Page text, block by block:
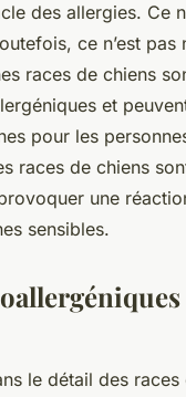
des allergies. Ce
ce n’est pas
races de chiens
et
pour les
races de chiens
une
sensibles.
le détail des